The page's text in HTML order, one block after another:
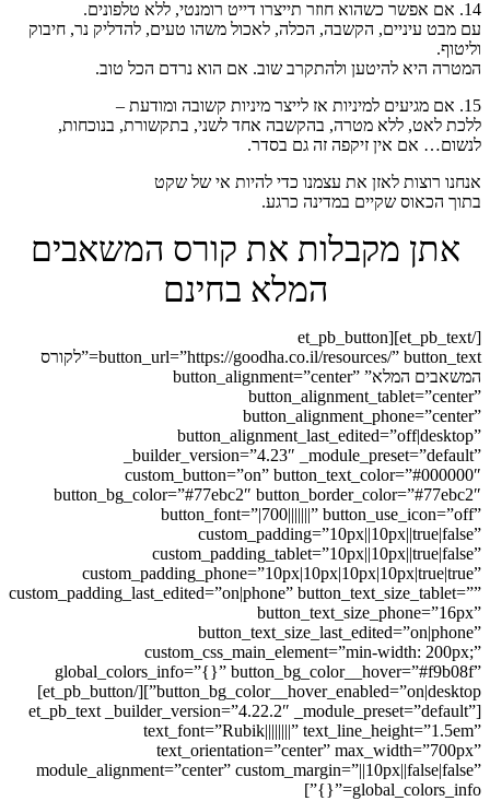
14. אם אפשר כשהוא חוזר תייצרו דייט רומנטי, ללא טלפונים.
עם מבט עיניים, הקשבה, הכלה, לאכול משהו טעים, להדליק נר, חיבוק
וליטוף.
המטרה היא להיטען ולהתקרב שוב. אם הוא נרדם הכל טוב.
15. אם מגיעים למיניות אז לייצר מיניות קשובה ומודעת –
ללכת לאט, ללא מטרה, בהקשבה אחד לשני, בתקשורת, בנוכחות,
לנשום… אם אין זיקפה זה גם בסדר.
אנחנו רוצות לאזן את עצמנו כדי להיות אי של שקט
בתוך הכאוס שקיים במדינה כרגע.
אתן מקבלות את קורס המשאבים
המלא בחינם
[/et_pb_text][et_pb_button
button_url=”https://goodha.co.il/resources/” button_text=”לקורס
המשאבים המלא” button_alignment=”center”
button_alignment_tablet=”center”
button_alignment_phone=”center”
button_alignment_last_edited=”off|desktop”
_builder_version=”4.23″ _module_preset=”default”
custom_button=”on” button_text_color=”#000000″
button_bg_color=”#77ebc2″ button_border_color=”#77ebc2″
button_font=”|700|||||||” button_use_icon=”off”
custom_padding=”10px||10px||true|false”
custom_padding_tablet=”10px||10px||true|false”
custom_padding_phone=”10px|10px|10px|10px|true|true”
custom_padding_last_edited=”on|phone” button_text_size_tablet=””
button_text_size_phone=”16px”
button_text_size_last_edited=”on|phone”
custom_css_main_element=”min-width: 200px;”
global_colors_info=”{}” button_bg_color__hover=”#f9b08f”
button_bg_color__hover_enabled=”on|desktop”][/et_pb_button]
[et_pb_text _builder_version=”4.22.2″ _module_preset=”default”
text_font=”Rubik||||||||” text_line_height=”1.5em”
text_orientation=”center” max_width=”700px”
module_alignment=”center” custom_margin=”||10px||false|false”
global_colors_info=”{}”]